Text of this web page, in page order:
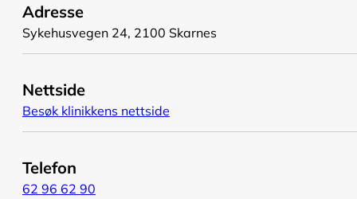
Adresse
Sykehusvegen 24, 2100 Skarnes
Telefon
62 96 62 90
Nettside
Besøk klinikkens nettside